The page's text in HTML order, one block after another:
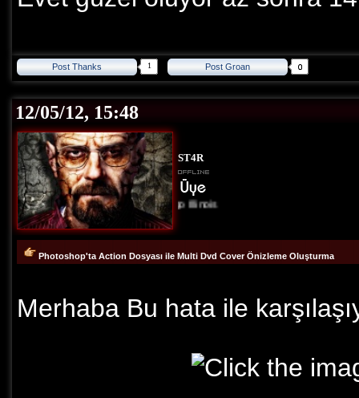
Post Thanks 1 Post Groan
12/05/12, 15:48
ST4R
Chicago Illinois
Photoshop'ta Action Dosyası ile Multi Dvd Cover Önizleme Oluşturma
Merhaba Bu hata ile